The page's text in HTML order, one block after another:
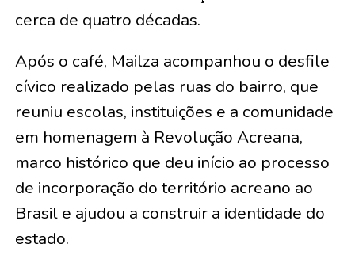
cerca de quatro décadas.
Após o café, Mailza acompanhou o desfile
cívico realizado pelas ruas do bairro, que
reuniu escolas, instituições e a comunidade
em homenagem à Revolução Acreana,
marco histórico que deu início ao processo
de incorporação do território acreano ao
Brasil e ajudou a construir a identidade do
estado.